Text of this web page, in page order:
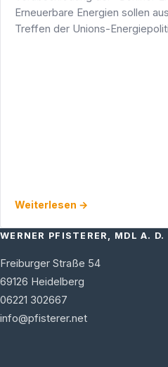
Erneuerbare Energien sollen
Treffen der Unions-
Weiterlesen →
WERNER PFISTERER, MDL A. D.
Freiburger Straße 54
69126 Heidelberg
06221 302667
info@pfisterer.net